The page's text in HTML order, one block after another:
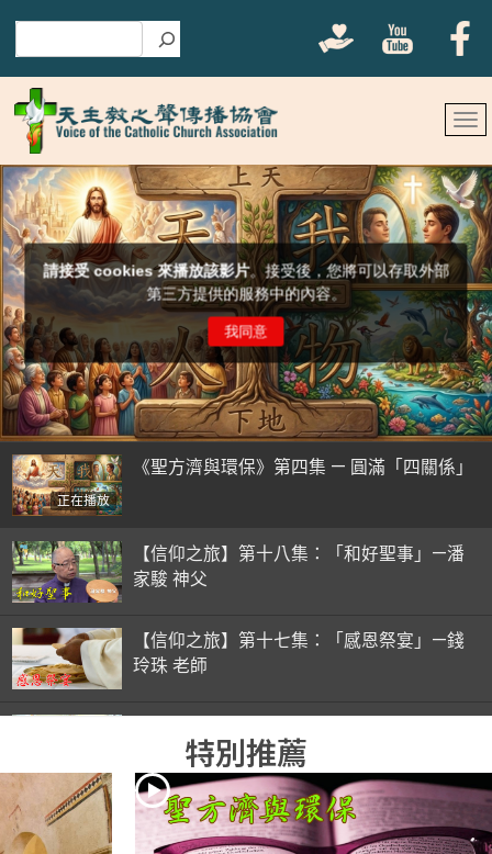
正在播放
《聖方濟與環保》第四集 — 圓滿「四關係」
【信仰之旅】第十八集：「和好聖事」—潘
家駿 神父
【信仰之旅】第十七集：「感恩祭宴」—錢
玲珠 老師
錢玲珠 老師
【信仰之旅】第十五集：「入門聖事」—錢
玲珠 老師
特別推薦